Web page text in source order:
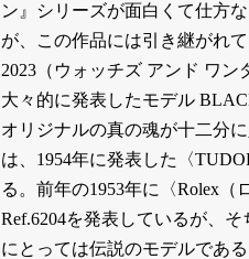
ン』シリーズが面白くて仕方
が、この作品には引き継がれ
2023（ウォッチズ アンド ワ
大々的に発表したモデル
オリジナルの真の魂が十二分
は、1954年に発表した〈
る。前年の1953年に〈Rolex（
Ref.6204を発表しているが、
にとっては伝説のモデルであ